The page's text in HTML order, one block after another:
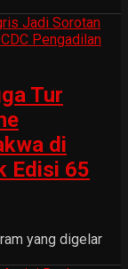
Tur
di
Edisi 65
yang digelar